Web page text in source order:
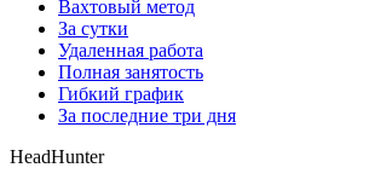
Вахтовый метод
За сутки
Удаленная работа
Полная занятость
Гибкий график
За последние три дня
HeadHunter